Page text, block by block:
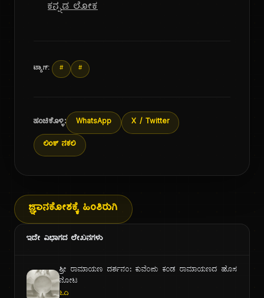
ಕನ್ನಡ ಲೋಕ
ಟ್ಯಾಗ್: # #
ಹಂಚಿಕೊಳ್ಳಿ: WhatsApp X / Twitter
ಲಿಂಕ್ ನಕಲಿ
ಜ್ಞಾನಕೋಶಕ್ಕೆ ಹಿಂತಿರುಗಿ
ಇದೇ ವಿಭಾಗದ ಲೇಖನಗಳು
ಶ್ರೀ ರಾಮಾಯಣ ದರ್ಶನಂ: ಕುವೆಂಪು ಕಂಡ ರಾಮಾಯಣದ ಹೊಸ
ನೋಟ
ಓದಿ